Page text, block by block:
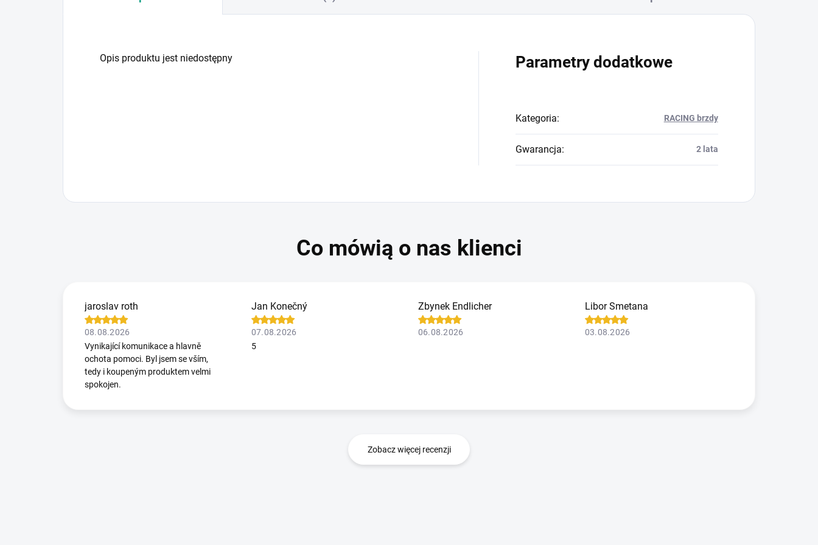
Opis produktu jest niedostępny Parametry dodatkowe
Kategoria: RACING brzdy
Gwarancja: 2 lata
jaroslav roth
08.08.2026
Vynikající komunikace a hlavně
ochota pomoci. Byl jsem se vším,
tedy i koupeným produktem velmi
spokojen.
Jan Konečný
07.08.2026
5
Zbynek Endlicher
06.08.2026
Libor Smetana
03.08.2026
Zobacz więcej recenzji